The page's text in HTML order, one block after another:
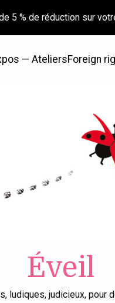
— AteliersForeign
Éveil
judicieux, pour
5 % de réduction sur